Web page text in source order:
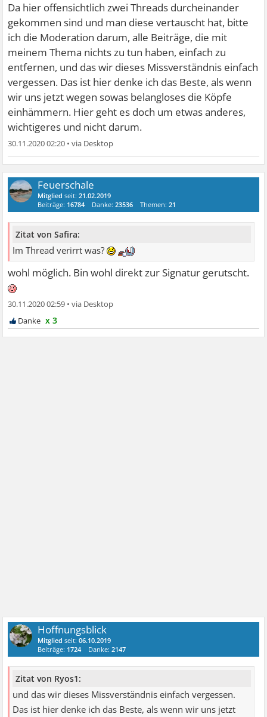
Da hier offensichtlich zwei Threads durcheinander
gekommen sind und man diese vertauscht hat, bitte
ich die Moderation darum, alle Beiträge, die mit
meinem Thema nichts zu tun haben, einfach zu
entfernen, und das wir dieses Missverständnis einfach
vergessen. Das ist hier denke ich das Beste, als wenn
wir uns jetzt wegen sowas belangloses die Köpfe
einhämmern. Hier geht es doch um etwas anderes,
wichtigeres und nicht darum.
30.11.2020 02:20 •
Feuerschale
Mitglied seit:21.02.2019
Beiträge: 16784 Danke:23536 Themen:21
Zitat von Safira:
Im Thread verirrt was?
wohl möglich. Bin wohl direkt zur Signatur gerutscht.
30.11.2020 02:59 •
x 3
Hoffnungsblick
Mitglied seit:06.10.2019
Beiträge: 1724 Danke:2147
Zitat von Ryos1:
und das wir dieses Missverständnis einfach vergessen.
Das ist hier denke ich das Beste, als wenn wir uns jetzt